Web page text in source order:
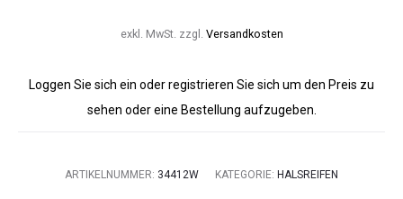
exkl. MwSt. zzgl. Versandkosten
Loggen Sie sich ein oder registrieren Sie sich um den Preis zu
sehen oder eine Bestellung aufzugeben.
ARTIKELNUMMER: 34412W KATEGORIE: HALSREIFEN